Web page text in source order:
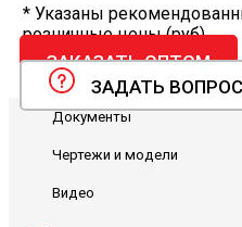
* Указаны
розничные цены (руб).
ЗАКАЗАТЬ ОПТОМ
ЗАДАТЬ ВОПРОС
Документы
Чертежи и модели
Видео